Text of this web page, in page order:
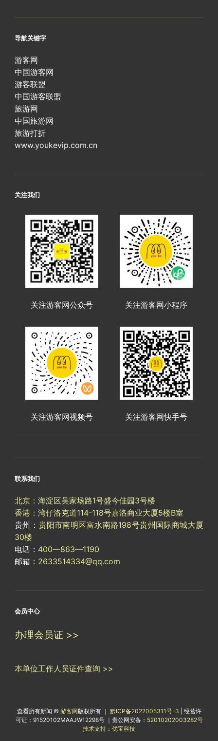
导航关键字
游客网
中国游客网
游客联盟
中国游客联盟
旅游网
中国旅游网
旅游打折
www.youkevip.com.cn
关注我们
关注游客网公众号 关注游客网小程序
关注游客网视频号 关注游客网快手号
联系我们
北京：海淀区吴家场路1号盛今佳园3号楼
香港：湾仔洛克道114-118号嘉洛商业大厦5楼B室
贵州：贵阳市南明区富水南路198号贵州国际商城大厦
30楼
电话： 400—863—1190
邮箱： 2633514334@qq.com
会员中心
办理会员证 >>
本单位工作人员证件查询 >>
查看所有新闻 © 游客网版权所有 ｜ 黔ICP备2022005311号-3
| 经营许
可证：91520102MAAJW12298号 ｜贵公网安备： 52010202003282号
技术支持：优宝科技